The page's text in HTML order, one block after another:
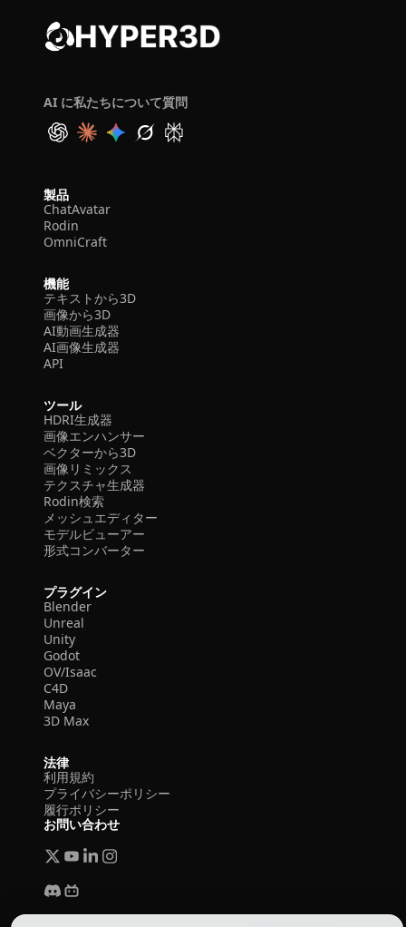
AI に私たちについて質問
製品
ChatAvatar
Rodin
OmniCraft
機能
テキストから3D
画像から3D
AI動画生成器
AI画像生成器
API
ツール
HDRI生成器
画像エンハンサー
ベクターから3D
画像リミックス
テクスチャ生成器
Rodin検索
メッシュエディター
モデルビューアー
形式コンバーター
プラグイン
Blender
Unreal
Unity
Godot
OV/Isaac
C4D
Maya
3D Max
法律
利用規約
プライバシーポリシー
履行ポリシー
お問い合わせ